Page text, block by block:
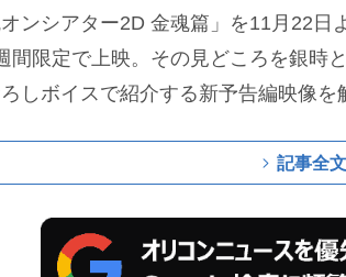
オンシアター2D 金魂篇」を11月22日
間限定で上映。その見どころを銀時
しボイスで紹介する新予告編映像を
記事全文